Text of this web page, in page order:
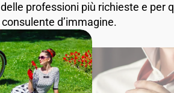
professioni più richieste e per
d’immagine.